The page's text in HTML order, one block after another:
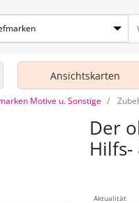
Ansichtskarten
Motive u. Sonstige
Der
Aktualität